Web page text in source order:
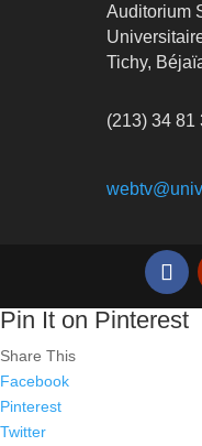
Auditorium
Tichy,
(213) 34 81
Pin It on Pinterest
Share This
Facebook
Pinterest
Twitter